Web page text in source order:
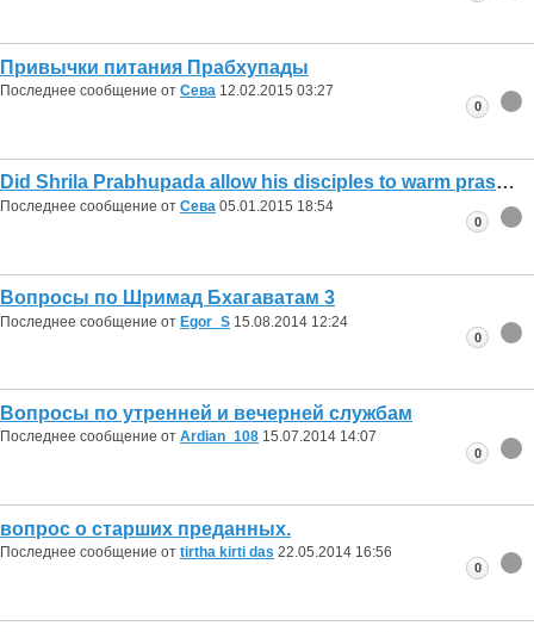
Привычки питания Прабхупады
Последнее сообщение от Сева 12.02.2015 03:27
0
Did Shrila Prabhupada allow his disciples to warm prasadam up after it gets cold?
Последнее сообщение от Сева 05.01.2015 18:54
0
Вопросы по Шримад Бхагаватам 3
Последнее сообщение от Egor_S 15.08.2014 12:24
0
Вопросы по утренней и вечерней службам
Последнее сообщение от Ardian_108 15.07.2014 14:07
0
вопрос о старших преданных.
Последнее сообщение от tirtha kirti das 22.05.2014 16:56
0